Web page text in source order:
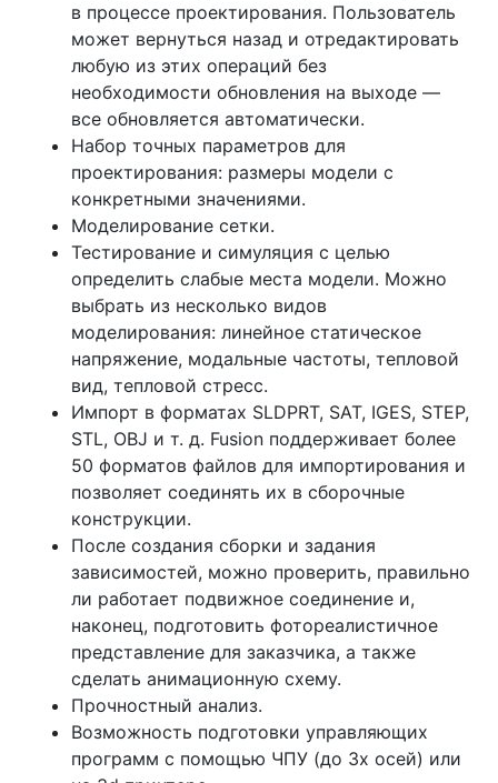
в процессе проектирования. Пользователь
может вернуться назад и отредактировать
любую из этих операций без
необходимости обновления на выходе —
все обновляется автоматически.
Набор точных параметров для
проектирования: размеры модели с
конкретными значениями.
Моделирование сетки.
Тестирование и симуляция с целью
определить слабые места модели. Можно
выбрать из несколько видов
моделирования: линейное статическое
напряжение, модальные частоты, тепловой
вид, тепловой стресс.
Импорт в форматах SLDPRT, SAT, IGES, STEP,
STL, OBJ и т. д. Fusion поддерживает более
50 форматов файлов для импортирования и
позволяет соединять их в сборочные
конструкции.
После создания сборки и задания
зависимостей, можно проверить, правильно
ли работает подвижное соединение и,
наконец, подготовить фотореалистичное
представление для заказчика, а также
сделать анимационную схему.
Прочностный анализ.
Возможность подготовки управляющих
программ с помощью ЧПУ (до 3х осей) или